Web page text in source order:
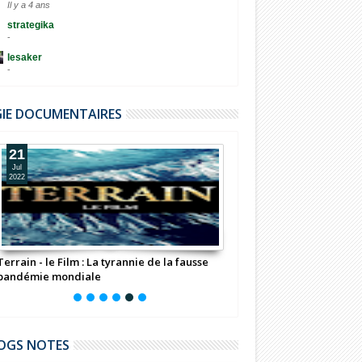
Il y a 4 ans
strategika
-
lesaker
-
DOCUMENTAIRES
- le Film : La tyrannie de la fausse
mondiale
21
Jul
2022
Fondation Bill Gates :
(Documentaire)
11
Jul
2022
NOTES